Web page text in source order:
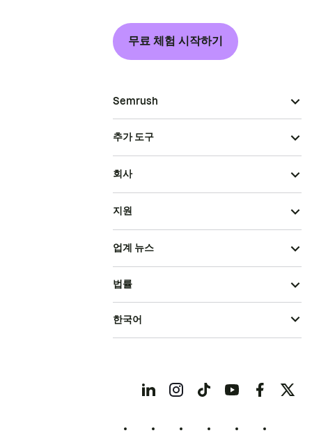
무료 체험 시작하기
Semrush
추가 도구
회사
지원
업계 뉴스
법률
한국어